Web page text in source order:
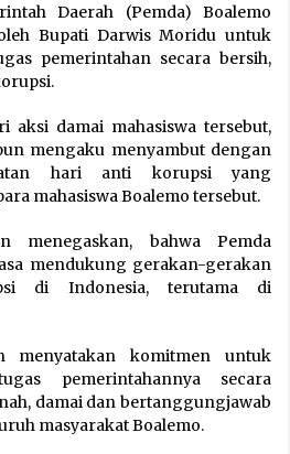
Daerah (Pemda) Boalemo
Bupati Darwis Moridu untuk
pemerintahan secara bersih,
aksi damai mahasiswa tersebut,
mengaku menyambut dengan
hari anti korupsi yang
mahasiswa Boalemo tersebut.
menegaskan, bahwa Pemda
mendukung gerakan-gerakan
di Indonesia, terutama di
menyatakan komitmen untuk
pemerintahannya secara
damai dan bertanggungjawab
masyarakat Boalemo.